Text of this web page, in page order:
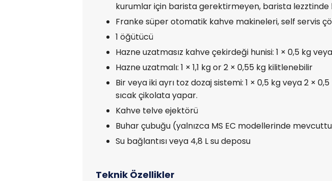
kurumlar için barista gerektirmeyen, barista lezztinde
Franke süper otomatik kahve makineleri, self servis
1 öğütücü
Hazne uzatmasız kahve çekirdeği hunisi: 1 × 0,5 kg
Hazne uzatmalı: 1 × 1,1 kg or 2 × 0,55 kg kilitlenebilir
Bir veya iki ayrı toz dozaj sistemi: 1 × 0,5 kg veya 2 ×
sıcak çikolata yapar.
Kahve telve ejektörü
Buhar çubuğu (yalnızca MS EC modellerinde
Su bağlantısı veya 4,8 L su deposu